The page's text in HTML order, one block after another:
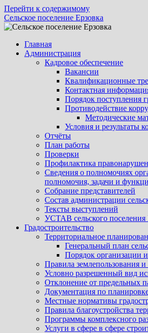
Перейти к содержимому
Сельское поселение Ерзовка
Главная
Администрация
Кадровое обеспечение
Вакансии
Квалификационные
Контактная
Порядок поступления
Противодействие
Методические
Условия и результаты
Отчёты
План работы
Проверки
Профилактика
Сведения о полномочиях
полномочия, задачи и
Собрание представителей
Состав администрации
Тексты выступлений
УСТАВ сельского поселения
Градостроительство
Территориальное
Генеральный план
Порядок организации
Правила землепользования и
Условно разрешенный вид
Отклонение от предельных
Документация по
Местные нормативы
Правила благоустройства
Программы комплексного
Услуги в сфере в сфере